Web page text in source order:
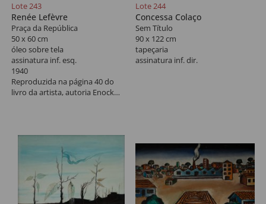
Lote 243
Renée Lefèvre
Praça da República
50 x 60 cm
óleo sobre tela
assinatura inf. esq.
1940
Reproduzida na página 40 do
livro da artista, autoria Enock
Lote 244
Concessa Colaço
Sem Título
90 x 122 cm
tapeçaria
assinatura inf. dir.